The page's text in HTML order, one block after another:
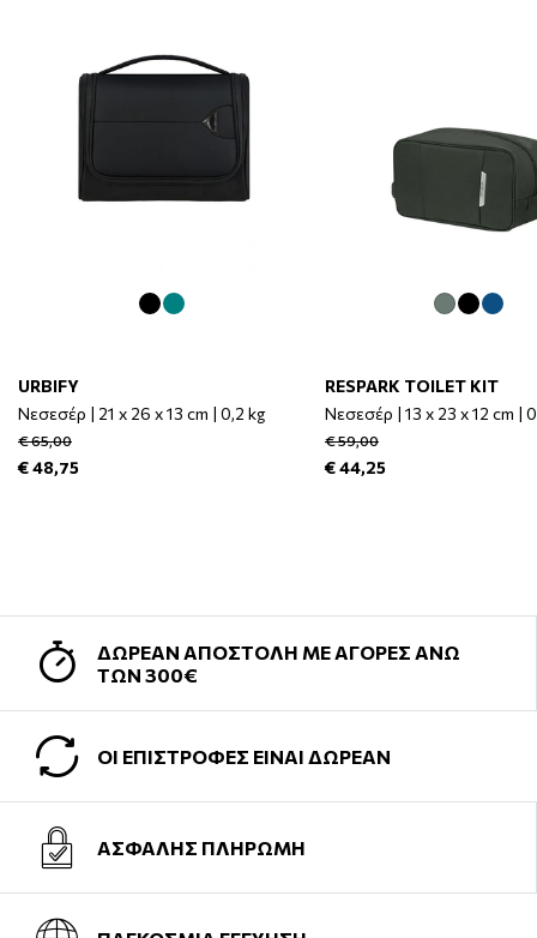
URBIFY
Νεσεσέρ | 21 x 26 x 13 cm | 0,2 kg
€ 65,00
€ 48,75
RESPARK TOILET KIT
Νεσεσέρ | 13 x 23 x 12 cm |
€ 59,00
€ 44,25
ΔΩΡΕΑΝ ΑΠΟΣΤΟΛΗ ΜΕ ΑΓΟΡΕΣ ΑΝΩ
ΤΩΝ 300€
ΟΙ ΕΠΙΣΤΡΟΦΕΣ ΕΙΝΑΙ ΔΩΡΕΑΝ
ΑΣΦΑΛΗΣ ΠΛΗΡΩΜΗ